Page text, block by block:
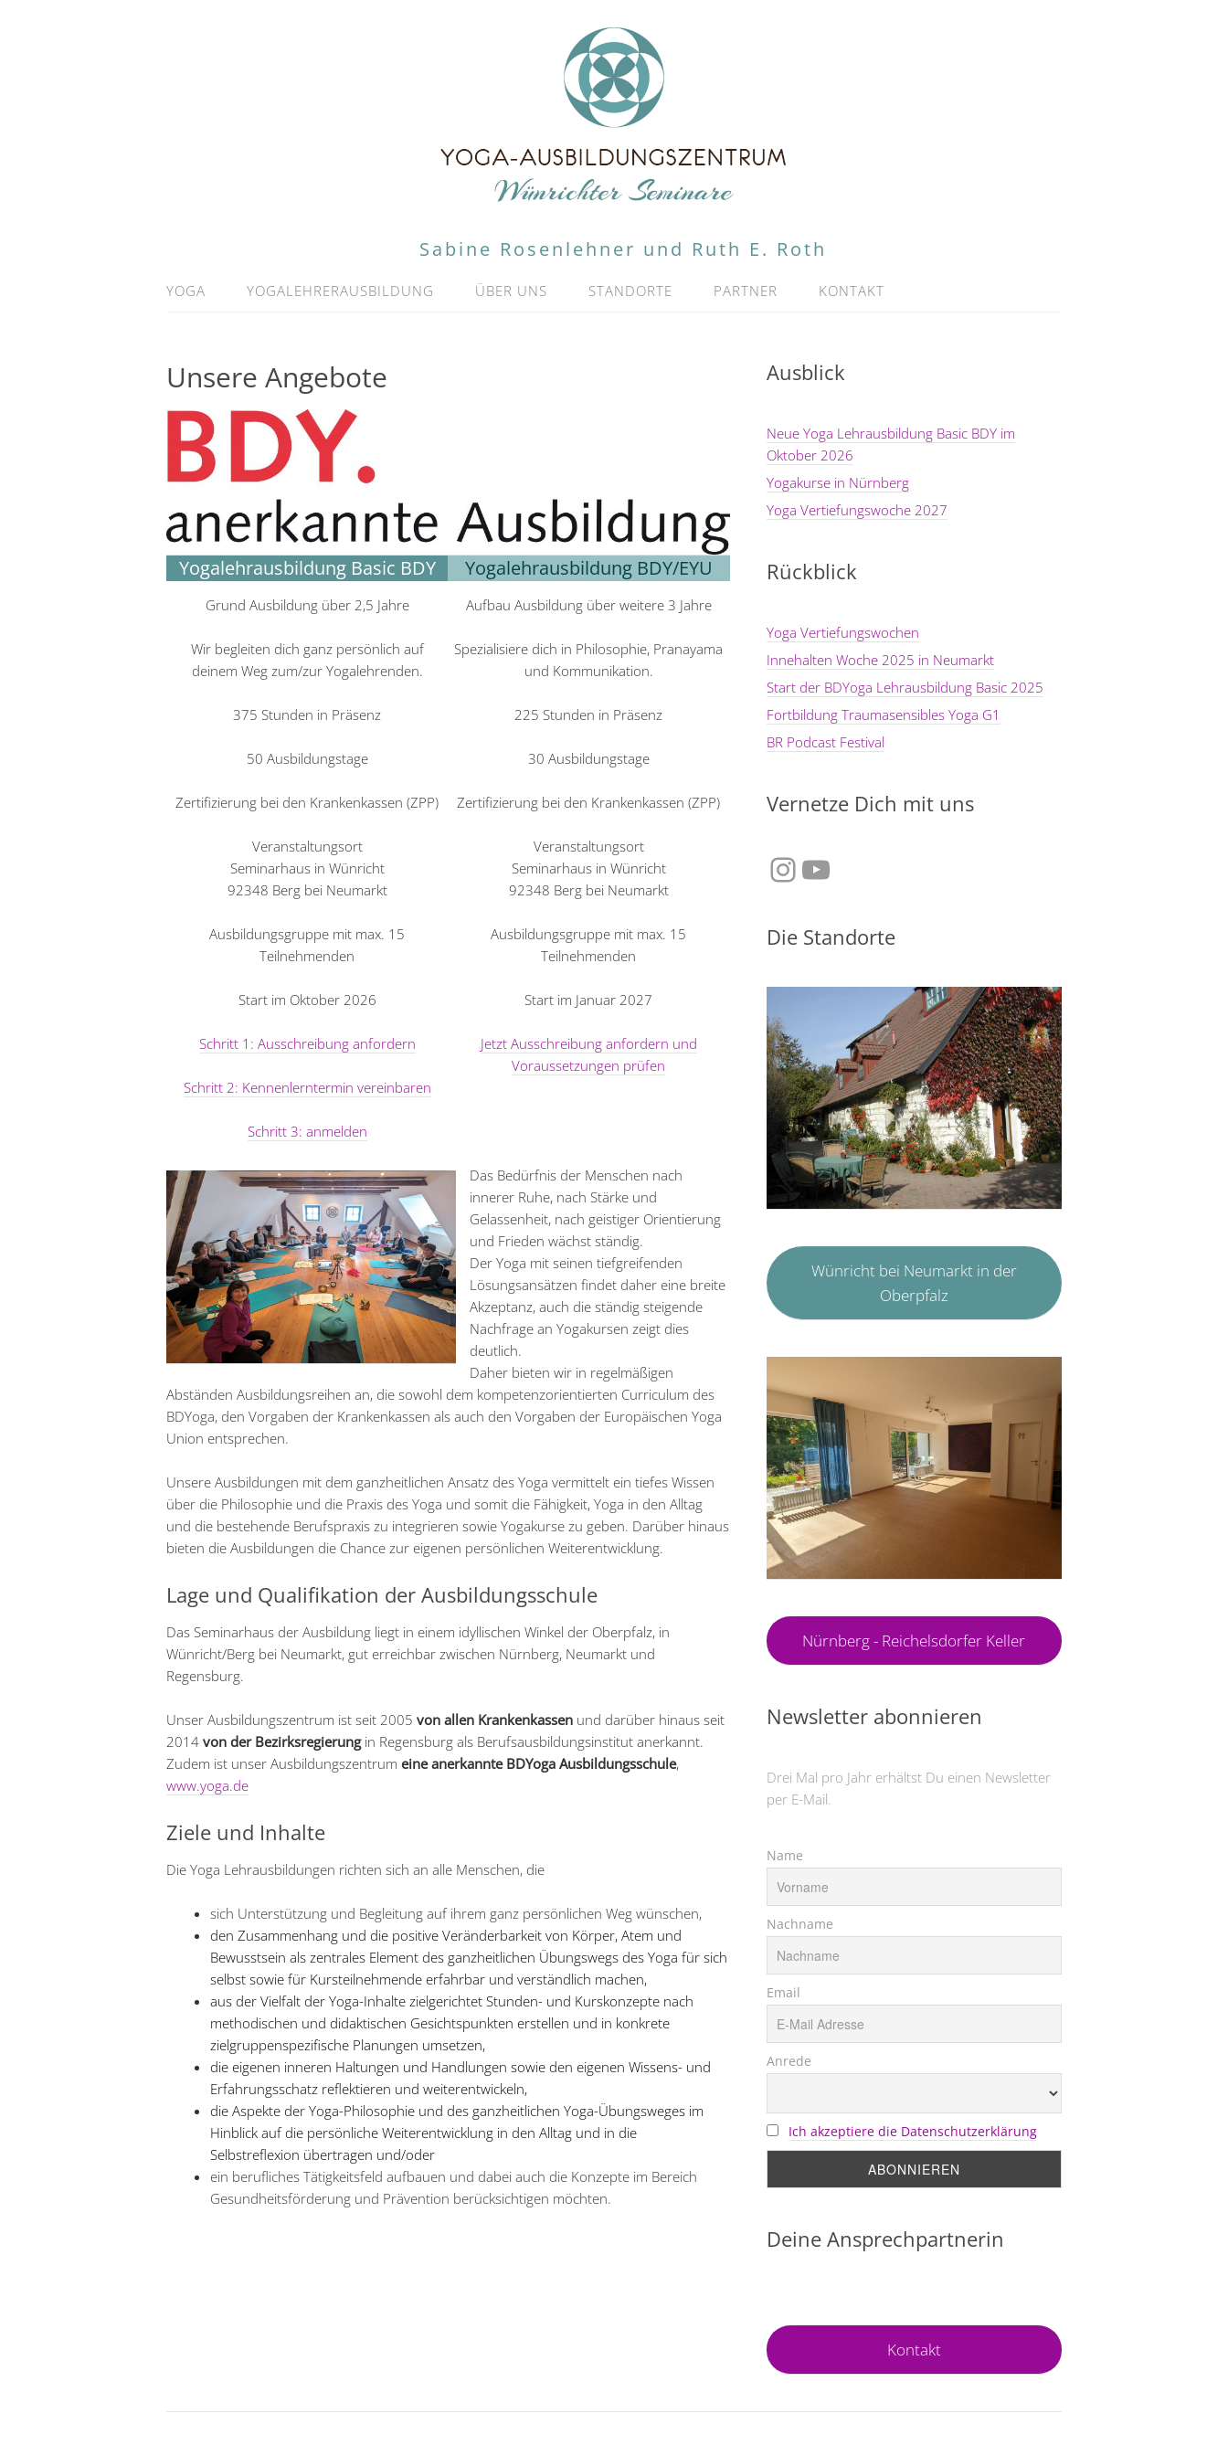
Sabine Rosenlehner und Ruth E. Roth
YOGA YOGALEHRERAUSBILDUNG ÜBER UNS STANDORTE PARTNER KONTAKT
Unsere Angebote
Yogalehrausbildung Basic BDY
Grund Ausbildung über 2,5 Jahre
Wir begleiten dich ganz persönlich auf
deinem Weg zum/zur Yogalehrenden.
375 Stunden in Präsenz
50 Ausbildungstage
Zertifizierung bei den Krankenkassen (ZPP)
Veranstaltungsort
Seminarhaus in Wünricht
92348 Berg bei Neumarkt
Ausbildungsgruppe mit max. 15
Teilnehmenden
Start im Oktober 2026
Schritt 1: Ausschreibung anfordern
Schritt 2: Kennenlerntermin vereinbaren
Schritt 3: anmelden
Yogalehrausbildung BDY/EYU
Aufbau Ausbildung über weitere 3 Jahre
Spezialisiere dich in Philosophie, Pranayama
und Kommunikation.
225 Stunden in Präsenz
30 Ausbildungstage
Zertifizierung bei den Krankenkassen (ZPP)
Veranstaltungsort
Seminarhaus in Wünricht
92348 Berg bei Neumarkt
Ausbildungsgruppe mit max. 15
Teilnehmenden
Start im Januar 2027
Jetzt Ausschreibung anfordern und
Voraussetzungen prüfen
Das Bedürfnis der Menschen nach
innerer Ruhe, nach Stärke und
Gelassenheit, nach geistiger Orientierung
und Frieden wächst ständig.
Der Yoga mit seinen tiefgreifenden
Lösungsansätzen findet daher eine breite
Akzeptanz, auch die ständig steigende
Nachfrage an Yogakursen zeigt dies
deutlich.
Daher bieten wir in regelmäßigen
Abständen Ausbildungsreihen an, die sowohl dem kompetenzorientierten Curriculum des
BDYoga, den Vorgaben der Krankenkassen als auch den Vorgaben der Europäischen Yoga
Union entsprechen.
Unsere Ausbildungen mit dem ganzheitlichen Ansatz des Yoga vermittelt ein tiefes Wissen
über die Philosophie und die Praxis des Yoga und somit die Fähigkeit, Yoga in den Alltag
und die bestehende Berufspraxis zu integrieren sowie Yogakurse zu geben. Darüber hinaus
bieten die Ausbildungen die Chance zur eigenen persönlichen Weiterentwicklung.
Lage und Qualifikation der Ausbildungsschule
Das Seminarhaus der Ausbildung liegt in einem idyllischen Winkel der Oberpfalz, in
Wünricht/Berg bei Neumarkt, gut erreichbar zwischen Nürnberg, Neumarkt und
Regensburg.
Unser Ausbildungszentrum ist seit 2005 von allen Krankenkassen und darüber hinaus seit
2014 von der Bezirksregierungin Regensburg als Berufsausbildungsinstitut anerkannt.
Zudem ist unser Ausbildungszentrum eine anerkannte BDYoga Ausbildungsschule,
www.yoga.de
Ziele und Inhalte
Die Yoga Lehrausbildungen richten sich an alle Menschen, die
sich Unterstützung und Begleitung auf ihrem ganz persönlichen Weg wünschen,
den Zusammenhang und die positive Veränderbarkeit von Körper, Atem und
Bewusstsein als zentrales Element des ganzheitlichen Übungswegs des Yoga für sich
selbst sowie für Kursteilnehmende erfahrbar und verständlich machen,
aus der Vielfalt der Yoga-Inhalte zielgerichtet Stunden- und Kurskonzepte nach
methodischen und didaktischen Gesichtspunkten erstellen und in konkrete
zielgruppenspezifische Planungen umsetzen,
die eigenen inneren Haltungen und Handlungen sowie den eigenen Wissens- und
Erfahrungsschatz reflektieren und weiterentwickeln,
die Aspekte der Yoga-Philosophie und des ganzheitlichen Yoga-Übungsweges im
Hinblick auf die persönliche Weiterentwicklung in den Alltag und in die
Selbstreflexion übertragen und/oder
ein berufliches Tätigkeitsfeld aufbauen und dabei auch die Konzepte im Bereich
Gesundheitsförderung und Prävention berücksichtigen möchten.
Ausblick
Neue Yoga Lehrausbildung Basic BDY im
Oktober 2026
Yogakurse in Nürnberg
Yoga Vertiefungswoche 2027
Rückblick
Yoga Vertiefungswochen
Innehalten Woche 2025 in Neumarkt
Start der BDYoga Lehrausbildung Basic 2025
Fortbildung Traumasensibles Yoga G1
BR Podcast Festival
Vernetze Dich mit uns
Instagram
YouTube
Die Standorte
Wünricht bei Neumarkt in der
Oberpfalz
Nürnberg - Reichelsdorfer Keller
Newsletter abonnieren
Drei Mal pro Jahr erhältst Du einen Newsletter
per E-Mail.
Name
Nachname
Email
Anrede
Ich akzeptiere die Datenschutzerklärung
Deine Ansprechpartnerin
Kontakt